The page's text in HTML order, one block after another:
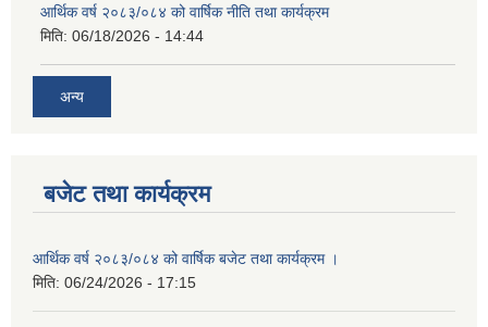
आर्थिक वर्ष २०८३/०८४ को वार्षिक नीति तथा कार्यक्रम
मिति: 06/18/2026 - 14:44
अन्य
बजेट तथा कार्यक्रम
आर्थिक वर्ष २०८३/०८४ को वार्षिक बजेट तथा कार्यक्रम ।
मिति: 06/24/2026 - 17:15